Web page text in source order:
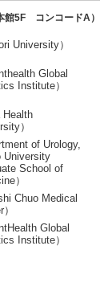
5F コンコードA）
University）
Global
Institute）
Health
）
of Urology,
University
School of
）
Chuo Medical
Global
Institute）